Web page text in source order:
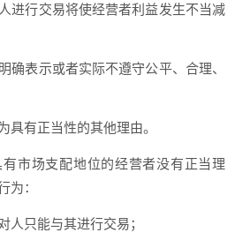
行交易将使经营者利益发生不当减
表示或者实际不遵守公平、合理、
有正当性的其他理由。
市场支配地位的经营者没有正当理
：
只能与其进行交易；